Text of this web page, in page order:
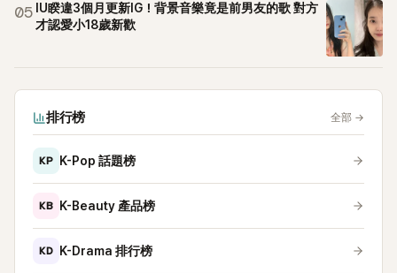
05 IU睽違3個月更新IG！背景音樂竟是前男友的歌 對方
才認愛小18歲新歡
排行榜 全部 →
KP K-Pop 話題榜
KB K-Beauty 產品榜
KD K-Drama 排行榜